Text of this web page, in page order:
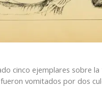
cinco ejemplares sobre
vomitados por dos